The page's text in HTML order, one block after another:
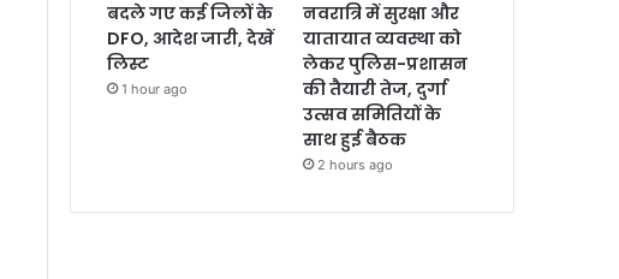
बदले गए कई जिलों के
DFO, आदेश जारी, देखें
लिस्ट
1 hour ago
नवरात्रि में सुरक्षा और
यातायात व्यवस्था को
लेकर पुलिस-प्रशासन
की तैयारी तेज, दुर्गा
उत्सव समितियों के
साथ हुई बैठक
2 hours ago